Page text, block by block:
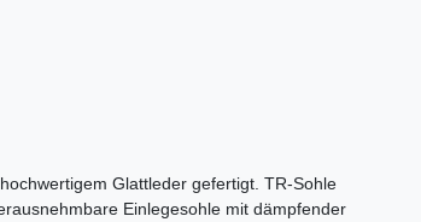
Glattleder gefertigt. TR-Sohle
Einlegesohle mit dämpfender